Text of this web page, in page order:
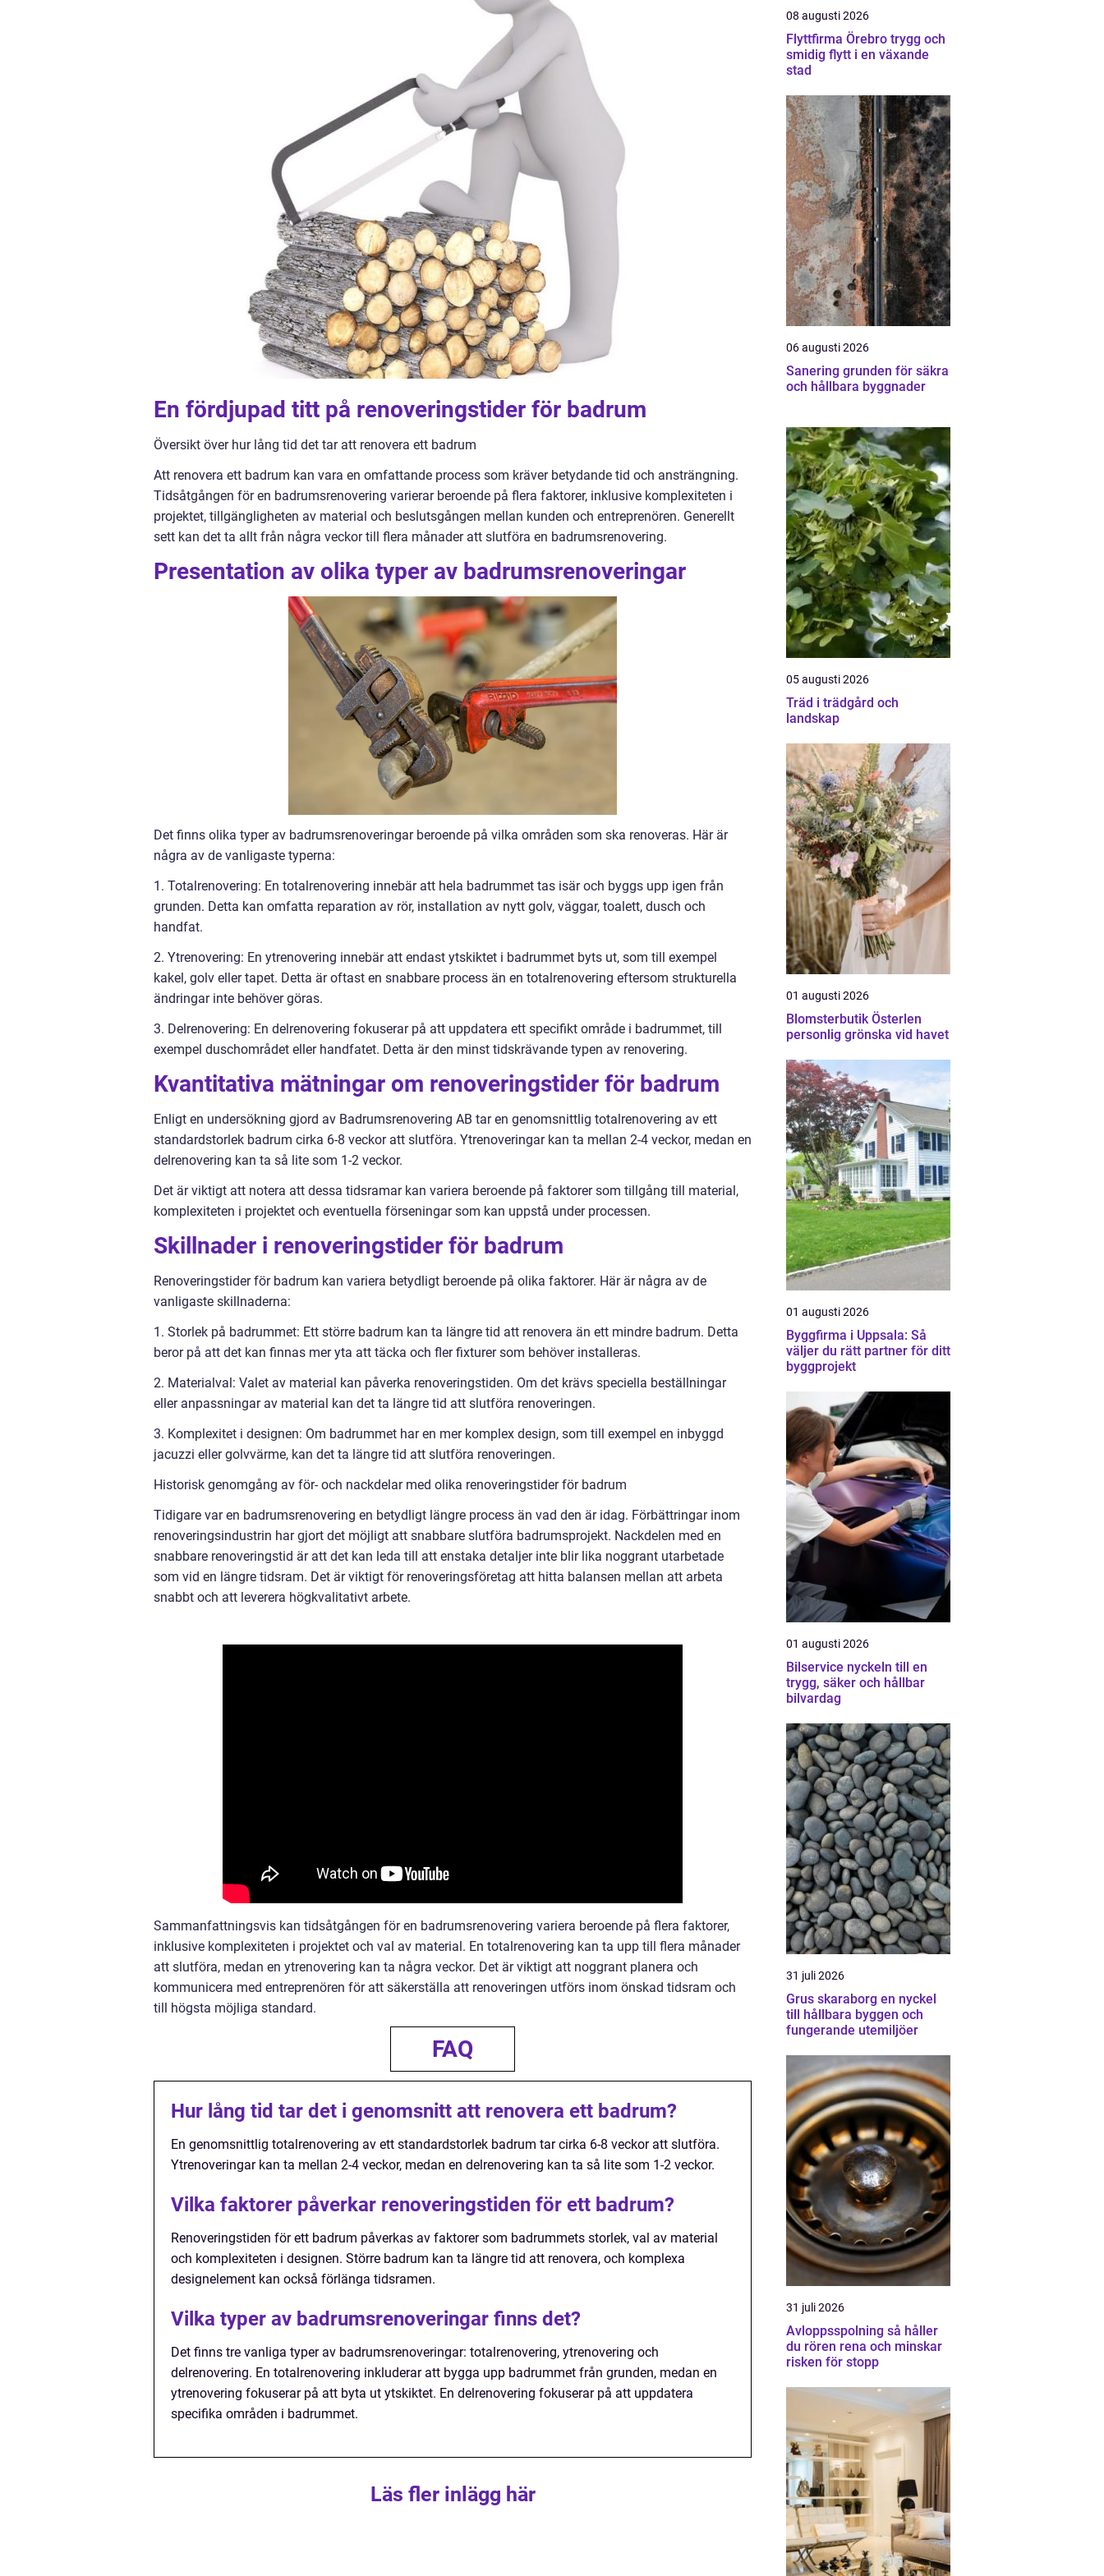
En fördjupad titt på renoveringstider för badrum
Översikt över hur lång tid det tar att renovera ett badrum
Att renovera ett badrum kan vara en omfattande process som kräver betydande tid och ansträngning.
Tidsåtgången för en badrumsrenovering varierar beroende på flera faktorer, inklusive komplexiteten i
projektet, tillgängligheten av material och beslutsgången mellan kunden och entreprenören. Generellt
sett kan det ta allt från några veckor till flera månader att slutföra en badrumsrenovering.
Presentation av olika typer av badrumsrenoveringar
Det finns olika typer av badrumsrenoveringar beroende på vilka områden som ska renoveras. Här är
några av de vanligaste typerna:
1. Totalrenovering: En totalrenovering innebär att hela badrummet tas isär och byggs upp igen från
grunden. Detta kan omfatta reparation av rör, installation av nytt golv, väggar, toalett, dusch och
handfat.
2. Ytrenovering: En ytrenovering innebär att endast ytskiktet i badrummet byts ut, som till exempel
kakel, golv eller tapet. Detta är oftast en snabbare process än en totalrenovering eftersom strukturella
ändringar inte behöver göras.
3. Delrenovering: En delrenovering fokuserar på att uppdatera ett specifikt område i badrummet, till
exempel duschområdet eller handfatet. Detta är den minst tidskrävande typen av renovering.
Kvantitativa mätningar om renoveringstider för badrum
Enligt en undersökning gjord av Badrumsrenovering AB tar en genomsnittlig totalrenovering av ett
standardstorlek badrum cirka 6-8 veckor att slutföra. Ytrenoveringar kan ta mellan 2-4 veckor, medan en
delrenovering kan ta så lite som 1-2 veckor.
Det är viktigt att notera att dessa tidsramar kan variera beroende på faktorer som tillgång till material,
komplexiteten i projektet och eventuella förseningar som kan uppstå under processen.
Skillnader i renoveringstider för badrum
Renoveringstider för badrum kan variera betydligt beroende på olika faktorer. Här är några av de
vanligaste skillnaderna:
1. Storlek på badrummet: Ett större badrum kan ta längre tid att renovera än ett mindre badrum. Detta
beror på att det kan finnas mer yta att täcka och fler fixturer som behöver installeras.
2. Materialval: Valet av material kan påverka renoveringstiden. Om det krävs speciella beställningar
eller anpassningar av material kan det ta längre tid att slutföra renoveringen.
3. Komplexitet i designen: Om badrummet har en mer komplex design, som till exempel en inbyggd
jacuzzi eller golvvärme, kan det ta längre tid att slutföra renoveringen.
Historisk genomgång av för- och nackdelar med olika renoveringstider för badrum
Tidigare var en badrumsrenovering en betydligt längre process än vad den är idag. Förbättringar inom
renoveringsindustrin har gjort det möjligt att snabbare slutföra badrumsprojekt. Nackdelen med en
snabbare renoveringstid är att det kan leda till att enstaka detaljer inte blir lika noggrant utarbetade
som vid en längre tidsram. Det är viktigt för renoveringsföretag att hitta balansen mellan att arbeta
snabbt och att leverera högkvalitativt arbete.
Sammanfattningsvis kan tidsåtgången för en badrumsrenovering variera beroende på flera faktorer,
inklusive komplexiteten i projektet och val av material. En totalrenovering kan ta upp till flera månader
att slutföra, medan en ytrenovering kan ta några veckor. Det är viktigt att noggrant planera och
kommunicera med entreprenören för att säkerställa att renoveringen utförs inom önskad tidsram och
till högsta möjliga standard.
FAQ
Hur lång tid tar det i genomsnitt att renovera ett badrum?
En genomsnittlig totalrenovering av ett standardstorlek badrum tar cirka 6-8 veckor att slutföra.
Ytrenoveringar kan ta mellan 2-4 veckor, medan en delrenovering kan ta så lite som 1-2 veckor.
Vilka faktorer påverkar renoveringstiden för ett badrum?
Renoveringstiden för ett badrum påverkas av faktorer som badrummets storlek, val av material
och komplexiteten i designen. Större badrum kan ta längre tid att renovera, och komplexa
designelement kan också förlänga tidsramen.
Vilka typer av badrumsrenoveringar finns det?
Det finns tre vanliga typer av badrumsrenoveringar: totalrenovering, ytrenovering och
delrenovering. En totalrenovering inkluderar att bygga upp badrummet från grunden, medan en
ytrenovering fokuserar på att byta ut ytskiktet. En delrenovering fokuserar på att uppdatera
specifika områden i badrummet.
Läs fler inlägg här
08 augusti 2026
Flyttfirma Örebro trygg och
smidig flytt i en växande
stad
06 augusti 2026
Sanering grunden för säkra
och hållbara byggnader
05 augusti 2026
Träd i trädgård och
landskap
01 augusti 2026
Blomsterbutik Österlen
personlig grönska vid havet
01 augusti 2026
Byggfirma i Uppsala: Så
väljer du rätt partner för ditt
byggprojekt
01 augusti 2026
Bilservice nyckeln till en
trygg, säker och hållbar
bilvardag
31 juli 2026
Grus skaraborg en nyckel
till hållbara byggen och
fungerande utemiljöer
31 juli 2026
Avloppsspolning så håller
du rören rena och minskar
risken för stopp